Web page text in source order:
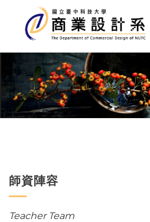
師資陣容
Teacher Team